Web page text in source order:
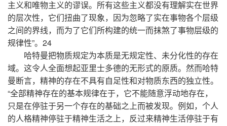
主义和唯物主义的谬误。所有这些主义都没有理解实在世界
的层次性，它们扭曲了现象，因为忽略了实在事物各个层级
之间的界线，而为了它们所构建的统一而抹煞了事物层级的
规律性”。24
哈特曼把物质规定为本质是无规定性、未分化性的存在
域。这令人全面想起亚里士多德的无形式的原质。然而哈特
曼断言，精神的存在不具有自足性和对物质东西的独立性。
“全部精神存在的基本规律在于，它不能随意浮动地存在，
只是在停驻于另一个存在的基础之上而被发现。例如，个人
的人格精神停驻于精神生活之上，反过来精神生活停驻于有